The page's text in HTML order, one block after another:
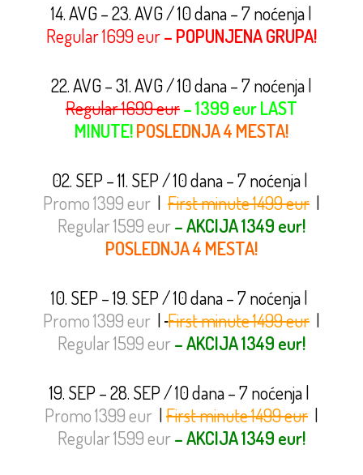
14. AVG – 23. AVG / 10 dana – 7 noćenja|
Regular 1699 eur– POPUNJENA GRUPA!
22. AVG – 31. AVG / 10 dana – 7 noćenja|
Regular 1699 eur– 1399 eur LAST
MINUTE!POSLEDNJA 4 MESTA!
02. SEP – 11. SEP / 10 dana – 7 noćenja|
Promo 1399 eur | First minute 1499 eur |
Regular 1599 eur– AKCIJA 1349 eur!
POSLEDNJA 4 MESTA!
10. SEP – 19. SEP / 10 dana – 7 noćenja|
Promo 1399 eur | First minute 1499 eur |
Regular 1599 eur– AKCIJA 1349 eur!
19. SEP – 28. SEP / 10 dana – 7 noćenja|
Promo 1399 eur |First minute 1499 eur |
Regular 1599 eur– AKCIJA 1349 eur!